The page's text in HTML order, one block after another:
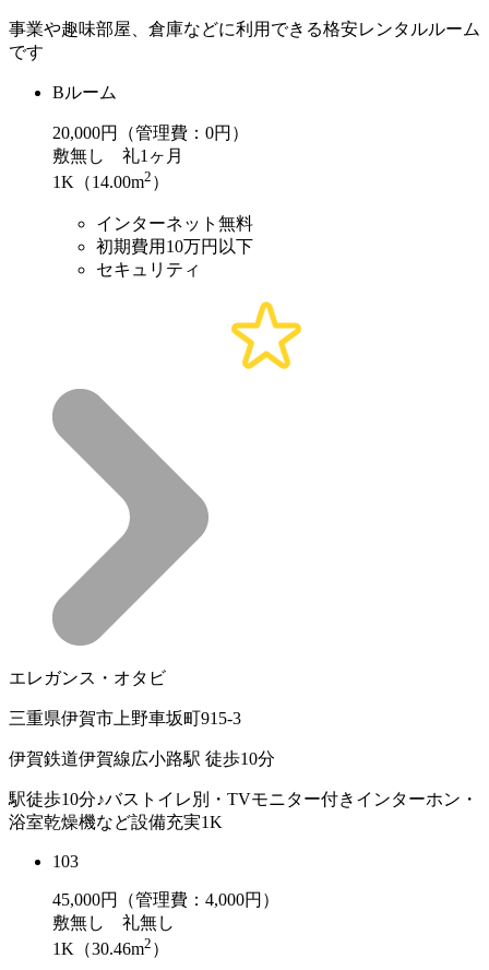
事業や趣味部屋、倉庫などに利用できる格安レンタルルーム
です
Bルーム
20,000円（管理費：0円）
敷無し 礼1ヶ月
1K（14.00m2 ）
インターネット無料
初期費用10万円以下
セキュリティ
エレガンス・オタビ
三重県伊賀市上野車坂町915-3
伊賀鉄道伊賀線広小路駅 徒歩10分
駅徒歩10分♪バストイレ別・TVモニター付きインターホン・
浴室乾燥機など設備充実1K
103
45,000円（管理費：4,000円）
敷無し 礼無し
1K（30.46m2 ）